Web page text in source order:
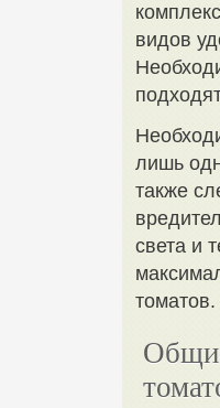
видов
лишь
также
света и
томатов.